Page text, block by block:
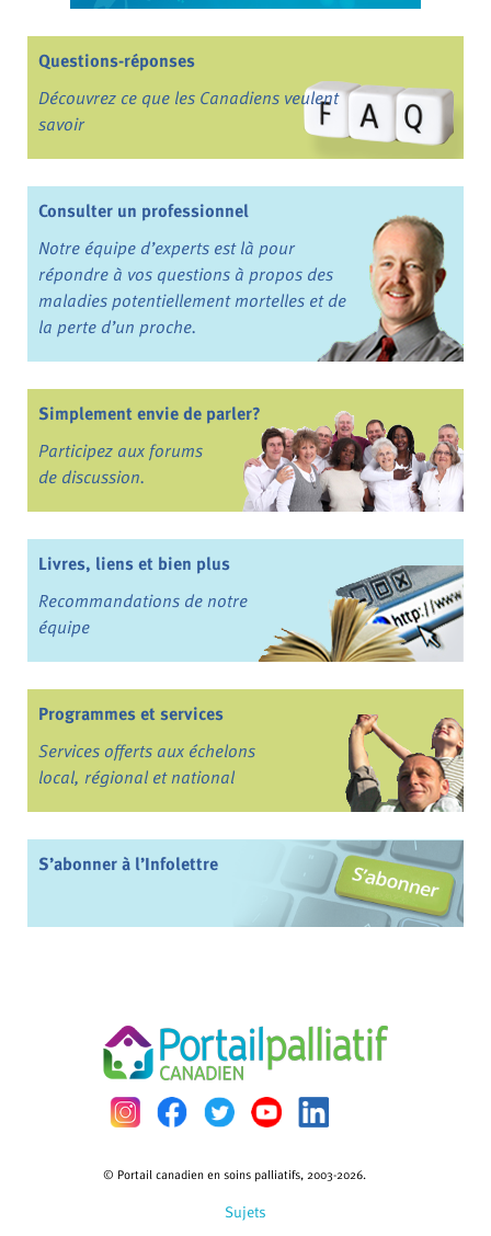
Questions-réponses
Découvrez ce que les Canadiens veulent
savoir
Consulter un professionnel
Notre équipe d’experts est là pour
répondre à vos questions à propos des
maladies potentiellement mortelles et de
la perte d’un proche.
Simplement envie de parler?
Participez aux forums
de discussion.
Livres, liens et bien plus
Recommandations de notre
équipe
Programmes et services
Services offerts aux échelons
local, régional et national
S’abonner à l’Infolettre
Sujets
© Portail canadien en soins palliatifs, 2003-2026.